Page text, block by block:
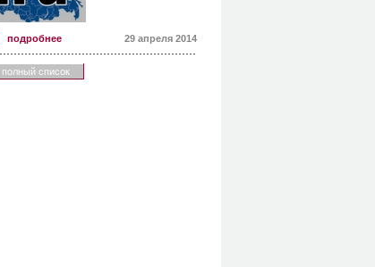
подробнее 29 апреля 2014
полный список